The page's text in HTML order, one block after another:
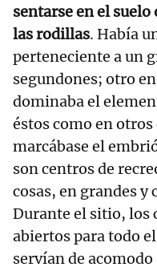
sentarse en el
las rodillas. Había
perteneciente a un
segundones; otro
dominaba el
éstos como en
marcábase el
son centros de
cosas, en grandes y
Durante el sitio, los
abiertos para todo
servían de